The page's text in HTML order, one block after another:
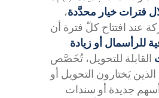
فترات خيار محدَّدة،
عند افتتاح كلّ فترة أن
للرأسمال أو زيادة
القابلة للتحويل، تُخَصَّص
يَختارون التحويل أو
جديدة أو سندات